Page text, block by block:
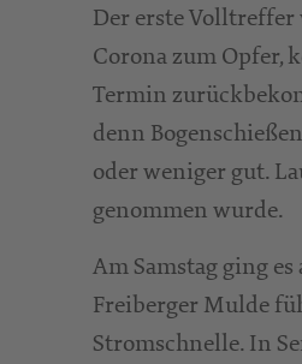
Der erste
Corona zum Opfer,
Termin
denn
oder weniger gut.
genommen wurde.
Am Samstag ging
Freiberger Mulde
Stromschnelle. In